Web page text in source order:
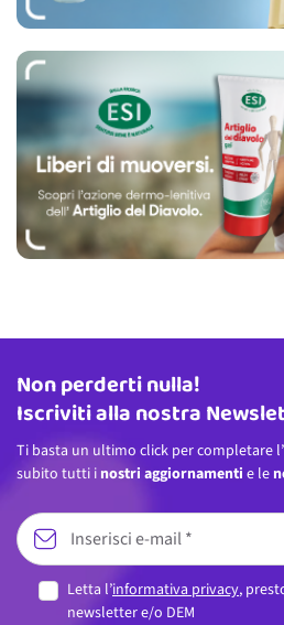
Indirizzo email
Non perderti nulla!
Iscriviti alla nostra
Ti basta un ultimo click per completare
subito tutti i nostri aggiornamenti e le
Letta l’informativa privacy,
newsletter e/o DEM